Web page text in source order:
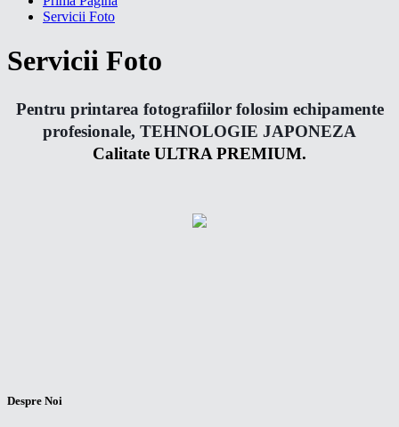
Servicii Foto
Servicii Foto
Pentru printarea fotografiilor folosim echipamente
profesionale, TEHNOLOGIE JAPONEZA
Calitate ULTRA PREMIUM.
Despre Noi